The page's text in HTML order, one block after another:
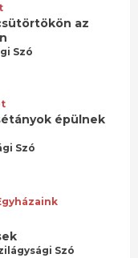
az
Szó
épülnek
Szó
Szó